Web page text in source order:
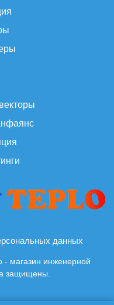
данных
- магазин инженерной
защищены.